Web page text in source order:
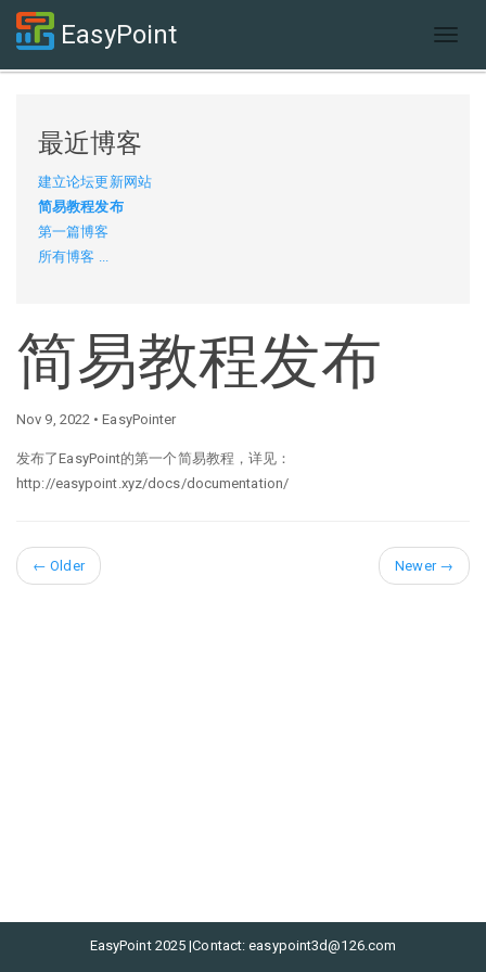
EasyPoint
最近博客
建立论坛更新网站
简易教程发布
第一篇博客
所有博客 ...
简易教程发布
Nov 9, 2022 • EasyPointer
发布了EasyPoint的第一个简易教程，详见：
http://easypoint.xyz/docs/documentation/
← Older Newer →
EasyPoint 2025 |Contact: easypoint3d@126.com